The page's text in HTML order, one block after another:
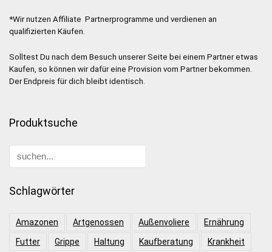
*Wir nutzen Affiliate Partnerprogramme und verdienen an
qualifizierten Käufen.
Solltest Du nach dem Besuch unserer Seite bei einem Partner etwas
Kaufen, so können wir dafür eine Provision vom Partner bekommen.
Der Endpreis für dich bleibt identisch.
Produktsuche
Schlagwörter
Amazonen Artgenossen Außenvoliere
Ernährung
Futter
Grippe Haltung Kaufberatung Krankheit